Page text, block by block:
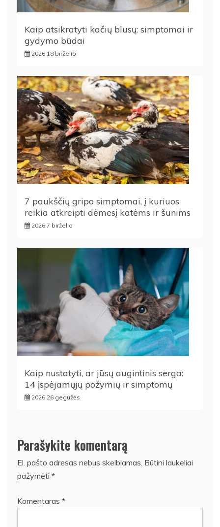
Kaip atsikratyti kačių blusų: simptomai ir
gydymo būdai
2026 18 birželio
7 paukščių gripo simptomai, į kuriuos
reikia atkreipti dėmesį katėms ir šunims
2026 7 birželio
Kaip nustatyti, ar jūsų augintinis serga:
14 įspėjamųjų požymių ir simptomų
2026 26 gegužės
Parašykite komentarą
El. pašto adresas nebus skelbiamas. Būtini laukeliai
pažymėti *
Komentaras *